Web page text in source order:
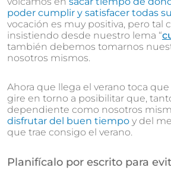
poder cumplir y satisfacer todas
vocación es muy positiva, pero tal
insistiendo desde nuestro lema “
también debemos tomarnos
nosotros mismos.
Ahora que llega el verano toca
gire en torno a posibilitar que,
dependiente como nosotros
disfrutar del buen tiempo y del
que trae consigo el verano.
Planifícalo por escrito para